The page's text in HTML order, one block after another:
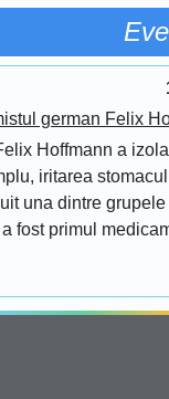
german Felix
Hoffmann a
iritarea
una dintre
fost primul